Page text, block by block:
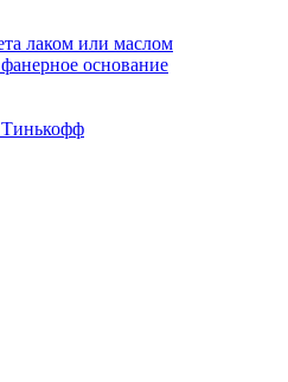
лаком или маслом
основание
Тинькофф